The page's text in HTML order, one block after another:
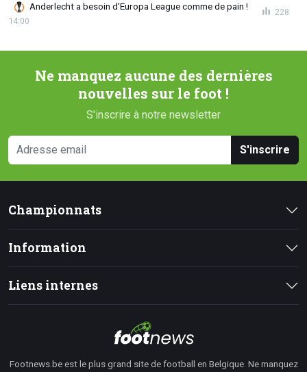
Anderlecht a besoin d'Europa League comme de pain !
14:00
228
Ne manquez aucune des dernières
nouvelles sur le foot !
S'inscrire à notre newsletter
S'inscrire
Championnats
Information
Liens internes
Footnews.be est le plus grand site de football en Belgique. Ne manquez